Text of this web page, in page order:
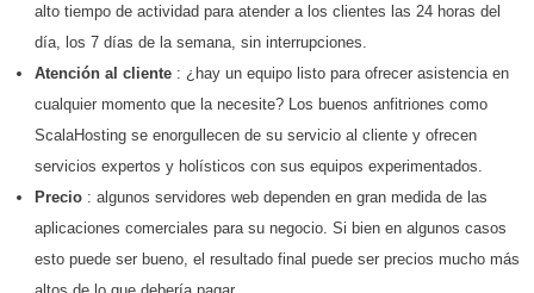
alto tiempo de actividad para atender a los clientes las 24 horas del
día, los 7 días de la semana, sin interrupciones.
Atención al cliente: ¿hay un equipo listo para ofrecer asistencia en
cualquier momento que la necesite? Los buenos anfitriones como
ScalaHosting se enorgullecen de su servicio al cliente y ofrecen
servicios expertos y holísticos con sus equipos experimentados.
Precio: algunos servidores web dependen en gran medida de las
aplicaciones comerciales para su negocio. Si bien en algunos casos
esto puede ser bueno, el resultado final puede ser precios mucho más